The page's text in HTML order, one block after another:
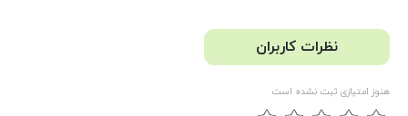
نظرات کاربران
هنوز امتیازی ثبت نشده است